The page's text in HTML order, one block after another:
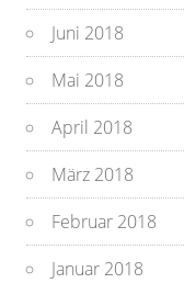
Juni 2018
Mai 2018
April 2018
März 2018
Februar 2018
Januar 2018